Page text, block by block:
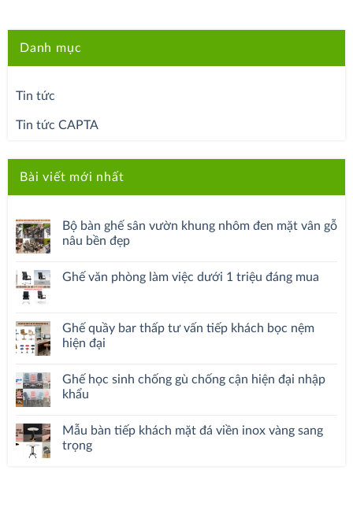
Danh mục
Tin tức
Tin tức CAPTA
Bài viết mới nhất
Bộ bàn ghế sân vườn khung nhôm đen mặt vân gỗ
nâu bền đẹp
Ghế văn phòng làm việc dưới 1 triệu đáng mua
Ghế quầy bar thấp tư vấn tiếp khách bọc nệm
hiện đại
Ghế học sinh chống gù chống cận hiện đại nhập
khẩu
Mẫu bàn tiếp khách mặt đá viền inox vàng sang
trọng